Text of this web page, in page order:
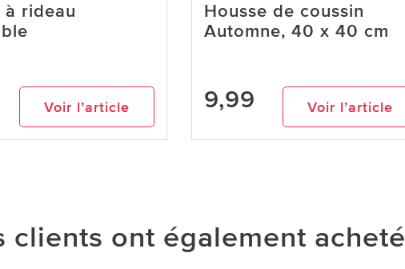
à rideau
Voir l’article
Housse de coussin
Automne, 40 x 40 cm
9,99 Voir l’article
clients ont également acheté